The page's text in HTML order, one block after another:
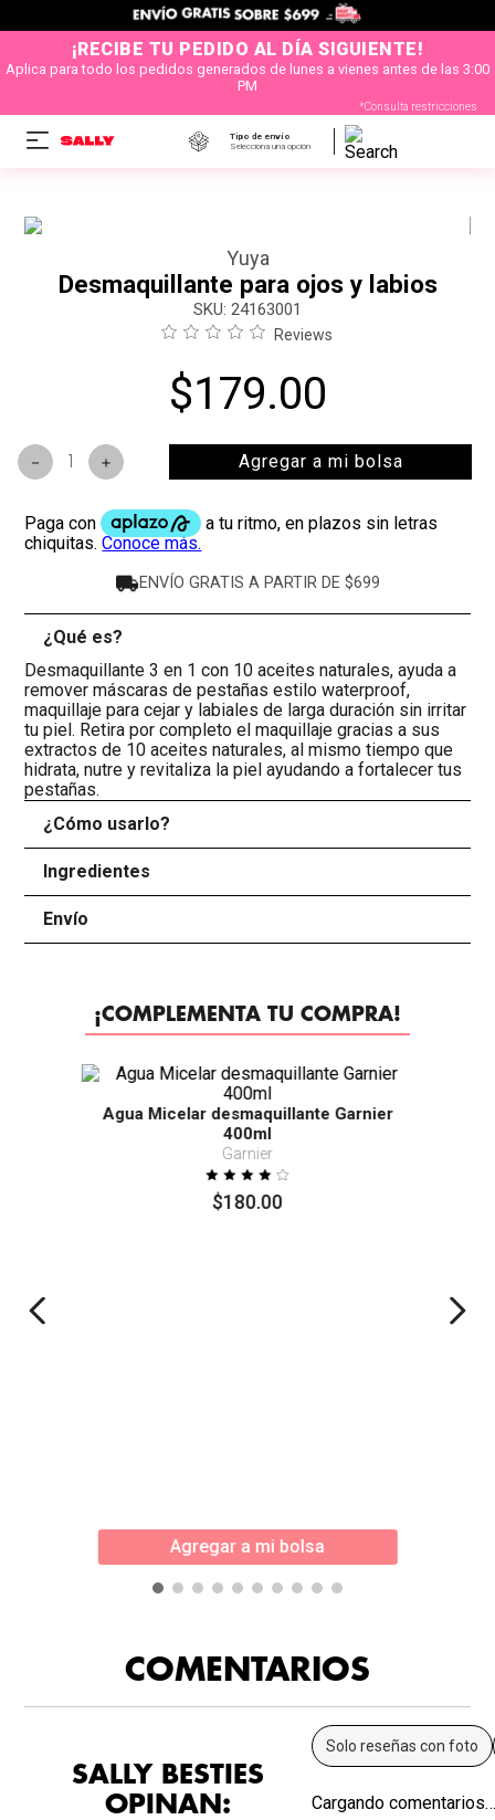
¡RECIBE TU PEDIDO AL DÍA SIGUIENTE!
Aplica para todo los pedidos generados de lunes a vienes antes de las 3:00
PM
*Consulta restricciones
Tipo de envío
Selecciona una opción
Yuya
Desmaquillante para ojos y labios
: 24163001
Reviews
$179.00
＋
－ Agregar a mi bolsa
ENVÍO GRATIS A PARTIR DE $699
¿Qué es?
Desmaquillante 3 en 1 con 10 aceites naturales, ayuda a
remover máscaras de pestañas estilo waterproof,
maquillaje para cejar y labiales de larga duración sin irritar
tu piel. Retira por completo el maquillaje gracias a sus
extractos de 10 aceites naturales, al mismo tiempo que
hidrata, nutre y revitaliza la piel ayudando a fortalecer tus
pestañas.
¿Cómo usarlo?
Ingredientes
Envío
¡COMPLEMENTA TU COMPRA!
Agua Micelar desmaquillante Garnier
400ml
Garnier
$180.00
Agregar a mi bolsa
COMENTARIOS
SALLY BESTIES
OPINAN:
Solo reseñas con foto
Cargando